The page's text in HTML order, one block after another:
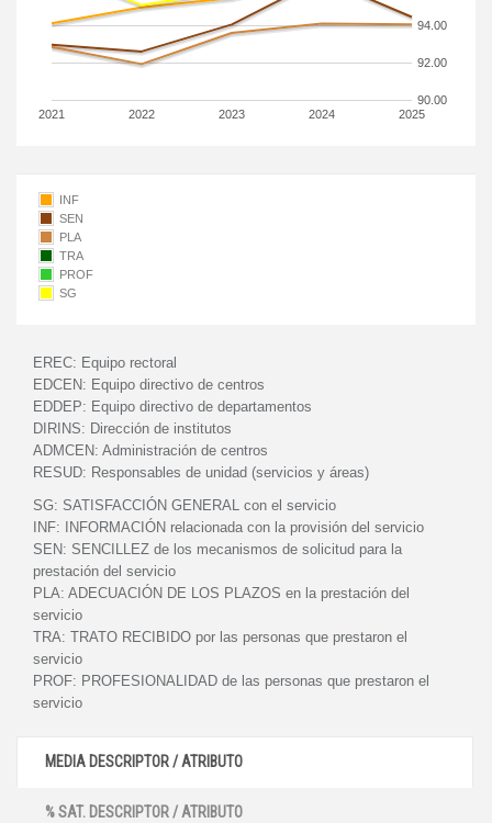
2021 2022 2023 2024 2025
90.00
92.00
94.00
INF
SEN
PLA
TRA
PROF
SG
EREC: Equipo rectoral
EDCEN: Equipo directivo de centros
EDDEP: Equipo directivo de departamentos
DIRINS: Dirección de institutos
ADMCEN: Administración de centros
RESUD: Responsables de unidad (servicios y áreas)
SG: SATISFACCIÓN GENERAL con el servicio
INF:
INFORMACIÓN relacionada con la provisión del servicio
SEN: SENCILLEZ de los mecanismos de solicitud para la
prestación del servicio
PLA: ADECUACIÓN DE LOS PLAZOS en la prestación del
servicio
TRA: TRATO RECIBIDO por las personas que prestaron el
servicio
PROF: PROFESIONALIDAD de las personas que prestaron el
servicio
MEDIA DESCRIPTOR / ATRIBUTO
% SAT. DESCRIPTOR / ATRIBUTO